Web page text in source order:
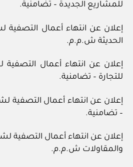
للمشاريع الجديدة – تضامنية.
إعلان عن انتهاء أعمال التصفية
الحديثة ش.م.م.
إعلان عن انتهاء أعمال التصفية
للتجارة – تضامنية.
إعلان عن انتهاء أعمال التصفية
– تضامنية.
إعلان عن انتهاء أعمال التصفية
والمقاولات ش.م.م.